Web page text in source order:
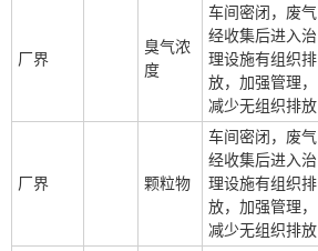
厂界
臭气浓
度
车间密闭，废气
经收集后进入治
理设施有组织排
放，加强管理，
减少无组织排放
厂界 颗粒物
车间密闭，废气
经收集后进入治
理设施有组织排
放，加强管理，
减少无组织排放